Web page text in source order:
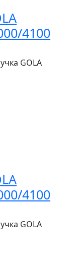
4100
GOLA
4100
GOLA